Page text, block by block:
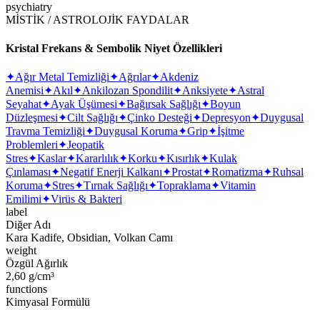
psychiatry
MİSTİK / ASTROLOJİK FAYDALAR
Kristal Frekans & Sembolik Niyet Özellikleri
✦Ağır Metal Temizliği✦Ağrılar✦Akdeniz
Anemisi✦Akıl✦Ankilozan Spondilit✦Anksiyete✦Astral
Seyahat✦Ayak Üşümesi✦Bağırsak Sağlığı✦Boyun
Düzleşmesi✦Cilt Sağlığı✦Çinko Desteği✦Depresyon✦Duygusal
Travma Temizliği✦Duygusal Koruma✦Grip✦İşitme
Problemleri✦Jeopatik
Stres✦Kaslar✦Kararlılık✦Korku✦Kısırlık✦Kulak
Çınlaması✦Negatif Enerji Kalkanı✦Prostat✦Romatizma✦Ruhsal
Koruma✦Stres✦Tırnak Sağlığı✦Topraklama✦Vitamin
Emilimi✦Virüs & Bakteri
label
Diğer Adı
Kara Kadife, Obsidian, Volkan Camı
weight
Özgül Ağırlık
2,60 g/cm³
functions
Kimyasal Formülü